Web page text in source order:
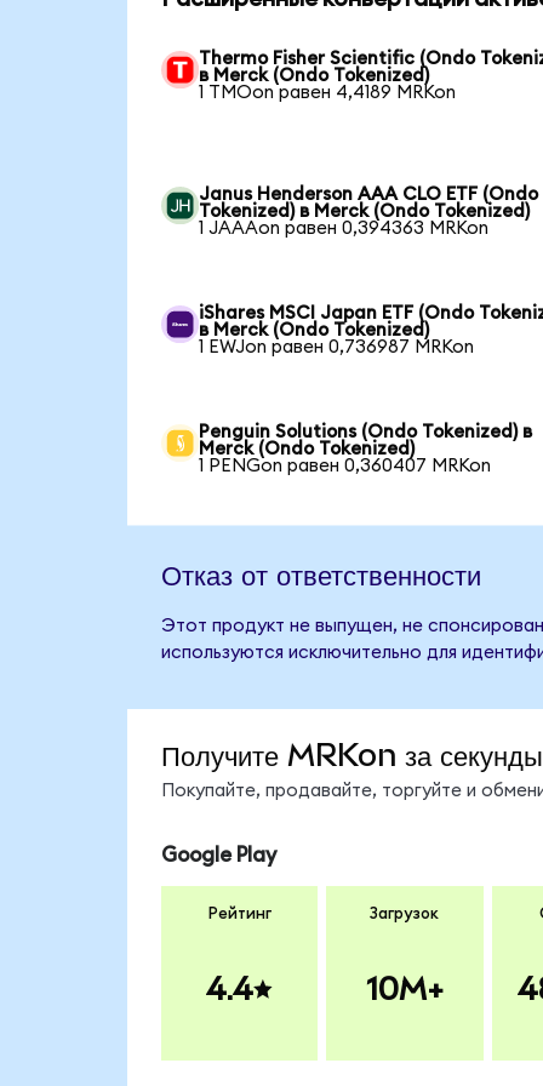
Thermo Fisher Scientific (Ondo
в Merck (Ondo Tokenized)
1 TMOon равен 4,4189 MRKon
Janus Henderson AAA CLO ETF (Ondo
Tokenized) в Merck (Ondo Tokenized)
1 JAAAon равен 0,394363 MRKon
iShares MSCI Japan ETF (Ondo
в Merck (Ondo Tokenized)
1 EWJon равен 0,736987 MRKon
Penguin Solutions (Ondo Tokenized) в
Merck (Ondo Tokenized)
1 PENGon равен 0,360407 MRKon
Отказ от ответственности
Этот продукт не выпущен, не
используются исключительно для
Получите MRKon за секунды
Покупайте, продавайте, торгуйте и
Google Play
Рейтинг
4.4
Загрузок
10M+